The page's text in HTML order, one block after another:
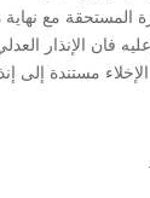
دفع الأجرة المستحقة
فان الإنذار
مستندة إلى